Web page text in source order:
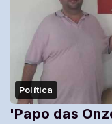
Política
'Papo das